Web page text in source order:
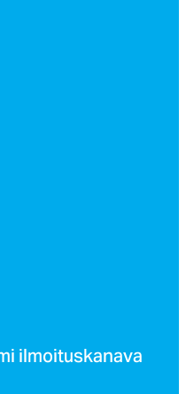
il­moi­tus­ka­na­va